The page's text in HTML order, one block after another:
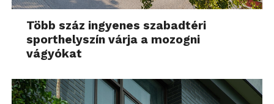
Több száz ingyenes szabadtéri
sporthelyszín várja a mozogni
vágyókat